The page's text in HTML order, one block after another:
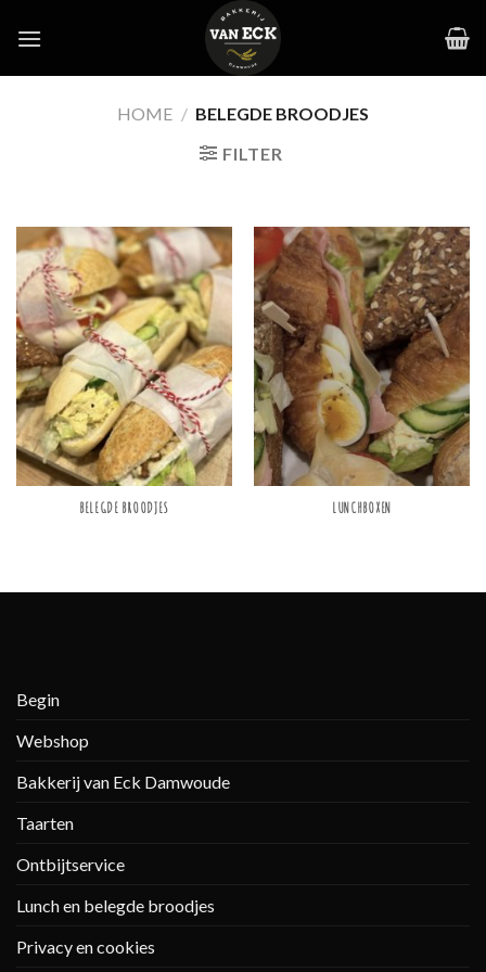
HOME / BELEGDE BROODJES
FILTER
BELEGDE BROODJES LUNCHBOXEN
Begin
Webshop
Bakkerij van Eck Damwoude
Taarten
Ontbijtservice
Lunch en belegde broodjes
Privacy en cookies